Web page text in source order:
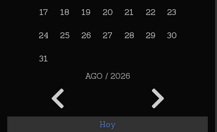
17 18 19 20 21 22 23
24 25 26 27 28 29 30
31
AGO / 2026
Hoy